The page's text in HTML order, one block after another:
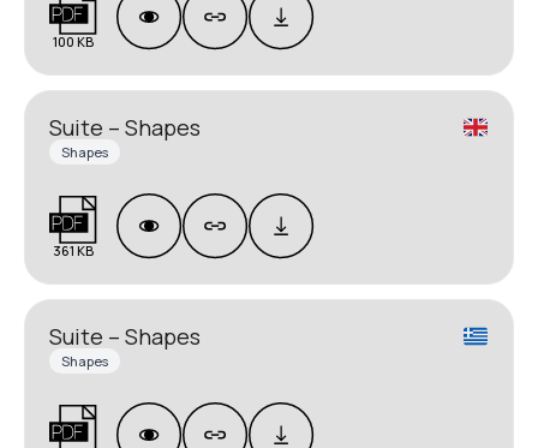
100 KB
Suite – Shapes
Shapes
361 KB
Suite – Shapes
Shapes